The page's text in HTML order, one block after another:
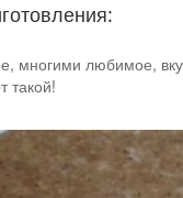
многими любимое,
такой!